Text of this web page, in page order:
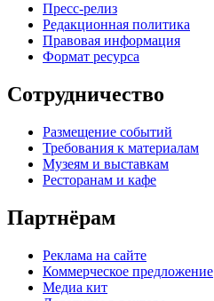
Пресс-релиз
Редакционная политика
Правовая информация
Формат ресурса
Сотрудничество
Размещение событий
Требования к материалам
Музеям и выставкам
Ресторанам и кафе
Партнёрам
Реклама на сайте
Коммерческое предложение
Медиа кит